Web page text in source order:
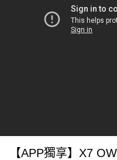
【APP獨享】X7